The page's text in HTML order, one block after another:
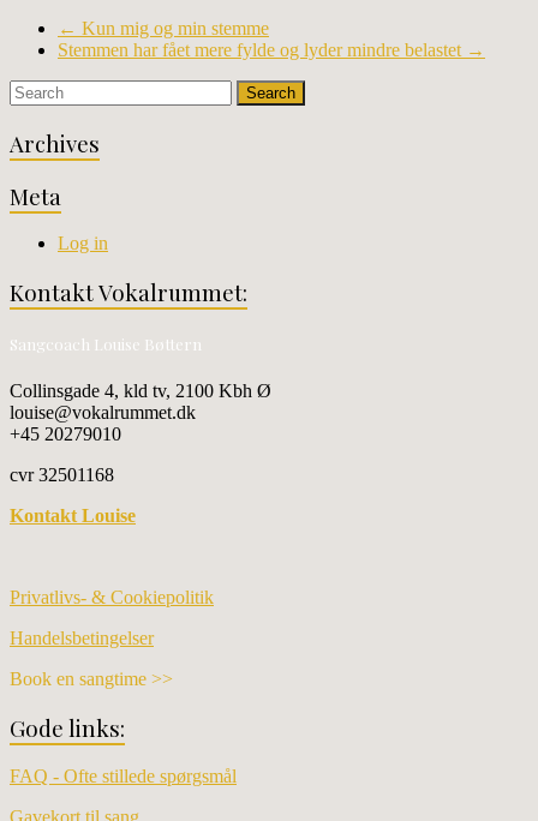
← Kun mig og min stemme
Stemmen har fået mere fylde og lyder mindre belastet →
Archives
Meta
Log in
Kontakt Vokalrummet:
Sangcoach Louise Bøttern
Collinsgade 4, kld tv, 2100 Kbh Ø
louise@vokalrummet.dk
+45 20279010
cvr 32501168
Kontakt Louise
Privatlivs- & Cookiepolitik
Handelsbetingelser
Book en sangtime >>
Gode links:
FAQ - Ofte stillede spørgsmål
Gavekort til sang